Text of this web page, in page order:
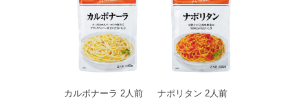
カルボナーラ 2人前 ナポリタン 2人前